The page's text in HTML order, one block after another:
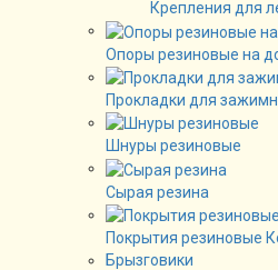
Крепления для
Опоры резиновые на
Прокладки для
Шнуры резиновые
Сырая резина
Покрытия резиновые
Брызговики